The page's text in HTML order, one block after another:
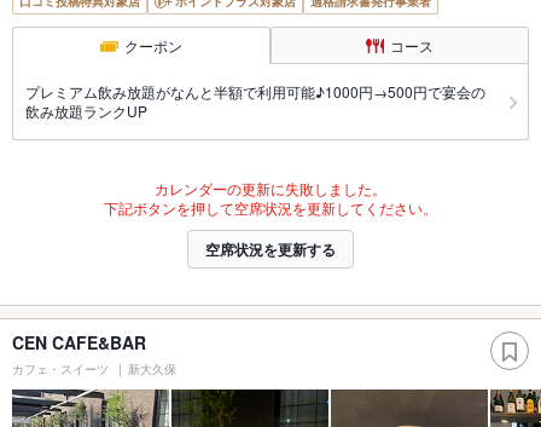
クーポン コース
プレミアム飲み放題がなんと半額で利用可能♪1000円→500円で宴会の
飲み放題ランクUP
カレンダーの更新に失敗しました。
下記ボタンを押して空席状況を更新してください。
空席状況を更新する
CEN CAFE&BAR
カフェ・スイーツ 新大久保